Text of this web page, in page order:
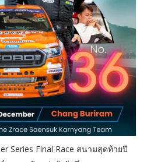
Series Final Race สนามสุดท้ายปี